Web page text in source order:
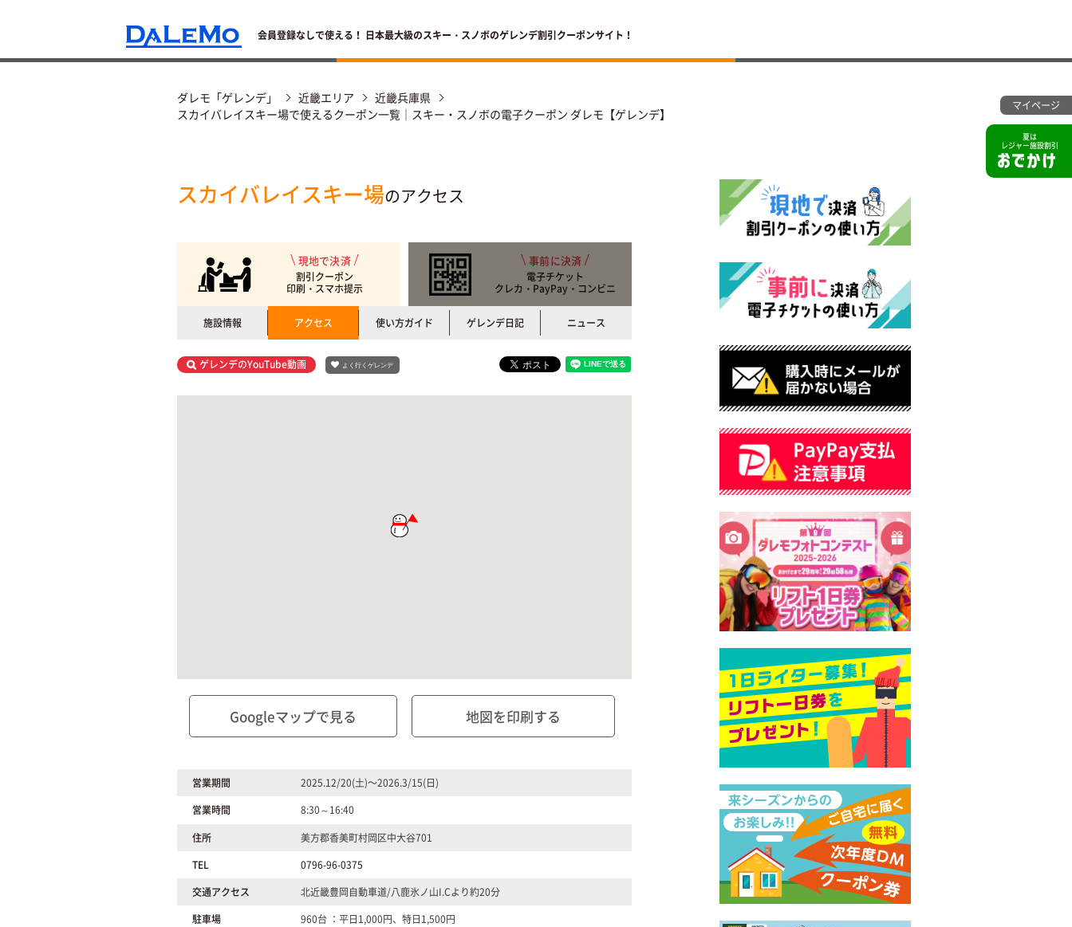
会員登録なしで使える！ 日本最大級のスキー・スノボのゲレンデ割引クーポンサイト！
夏は
レジャー施設割引
マイページ
ダレモ「ゲレンデ」 近畿エリア
近畿兵庫県
スカイバレイスキー場で使えるクーポン一覧｜スキー・スノボの電子クーポン ダレモ【ゲレンデ】
スカイバレイスキー場のアクセス
現地で決済
割引クーポン
印刷・スマホ提示
事前に決済
電子チケット
クレカ・PayPay・コンビニ
施設情報 アクセス 使い方ガイド ゲレンデ日記 ニュース
ゲレンデのYouTube動画 よく行くゲレンデ
Googleマップで見る 地図を印刷する
営業期間
2025.12/20(土)〜2026.3/15(日)
営業時間
8:30～16:40
住所
美方郡香美町村岡区中大谷701
TEL
0796-96-0375
交通アクセス
北近畿豊岡自動車道/八鹿氷ノ山I.Cより約20分
駐車場
960台 ：平日1,000円、特日1,500円